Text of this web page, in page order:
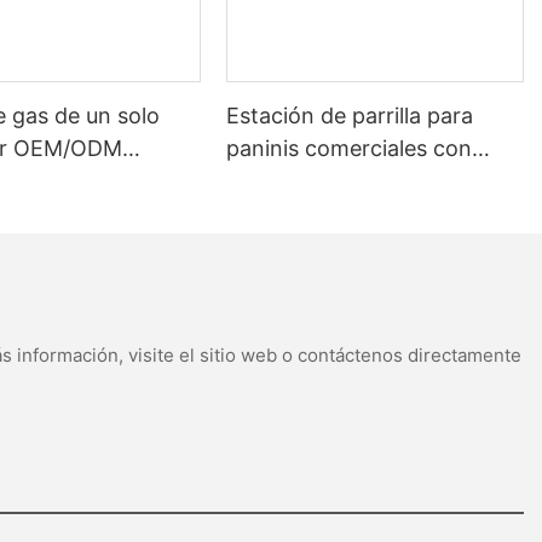
gas de un solo
OEM/ODM
Estación de parrilla para
paninis comerciales con
información, visite el sitio web o contáctenos directamente